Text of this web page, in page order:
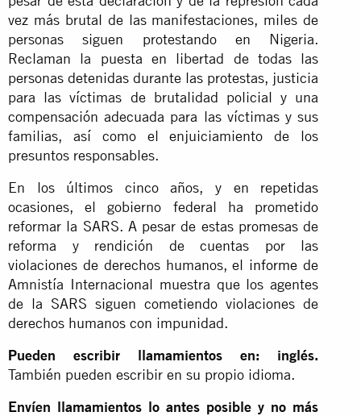
vez más brutal de las manifestaciones, miles de
personas siguen protestando en Nigeria.
Reclaman la puesta en libertad de todas las
personas detenidas durante las protestas, justicia
para las víctimas de brutalidad policial y una
compensación adecuada para las víctimas y sus
familias, así como el enjuiciamiento de los
presuntos responsables.
En los últimos cinco años, y en repetidas
ocasiones, el gobierno federal ha prometido
reformar la SARS. A pesar de estas promesas de
reforma y rendición de cuentas por las
violaciones de derechos humanos, el informe de
Amnistía Internacional muestra que los agentes
de la SARS siguen cometiendo violaciones de
derechos humanos con impunidad.
Pueden escribir llamamientos en: inglés.
También pueden escribir en su propio idioma.
Envíen llamamientos lo antes posible y no más